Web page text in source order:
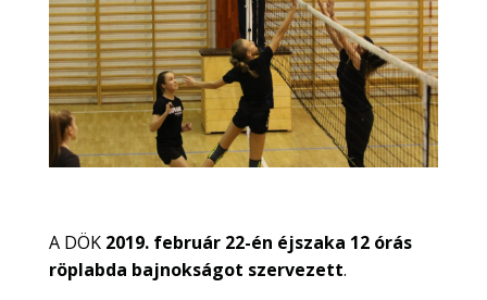
A DÖK 2019. február 22-én éjszaka 12 órás
röplabda bajnokságot szervezett.